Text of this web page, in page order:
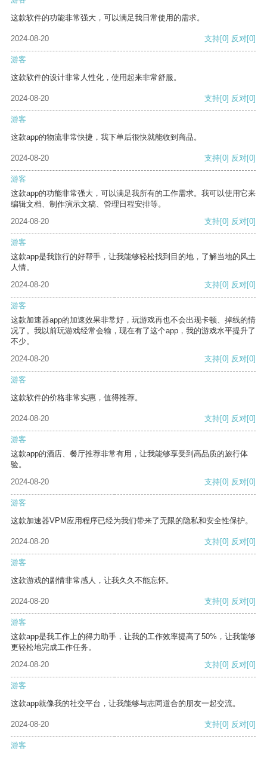
这款软件的功能非常强大，可以满足我日常使用的需求。
2024-08-20 支持[0] 反对[0]
游客
这款软件的设计非常人性化，使用起来非常舒服。
2024-08-20 支持[0] 反对[0]
游客
这款app的物流非常快捷，我下单后很快就能收到商品。
2024-08-20 支持[0] 反对[0]
游客
这款app的功能非常强大，可以满足我所有的工作需求。我可以使用它来
编辑文档、制作演示文稿、管理日程安排等。
2024-08-20
支持[0] 反对[0]
游客
这款app是我旅行的好帮手，让我能够轻松找到目的地，了解当地的风土
人情。
2024-08-20
支持[0] 反对[0]
游客
这款加速器app的加速效果非常好，玩游戏再也不会出现卡顿、掉线的情
况了。我以前玩游戏经常会输，现在有了这个app，我的游戏水平提升了
不少。
2024-08-20
支持[0] 反对[0]
游客
这款软件的价格非常实惠，值得推荐。
2024-08-20 支持[0] 反对[0]
游客
这款app的酒店、餐厅推荐非常有用，让我能够享受到高品质的旅行体
验。
2024-08-20
支持[0] 反对[0]
游客
这款加速器VPM应用程序已经为我们带来了无限的隐私和安全性保护。
2024-08-20 支持[0] 反对[0]
游客
这款游戏的剧情非常感人，让我久久不能忘怀。
2024-08-20 支持[0] 反对[0]
游客
这款app是我工作上的得力助手，让我的工作效率提高了50%，让我能够
更轻松地完成工作任务。
2024-08-20
支持[0] 反对[0]
游客
这款app就像我的社交平台，让我能够与志同道合的朋友一起交流。
2024-08-20 支持[0] 反对[0]
游客